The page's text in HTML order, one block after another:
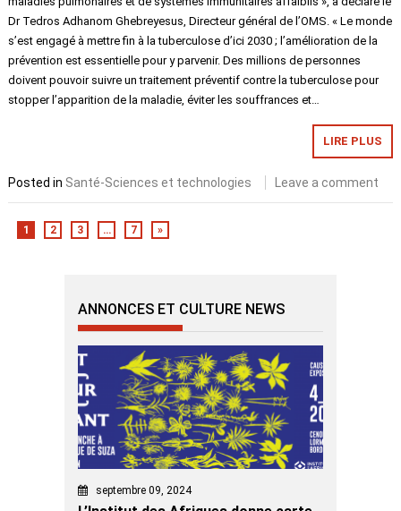
Dr Tedros Adhanom Ghebreyesus, Directeur général de l’OMS. « Le monde
s’est engagé à mettre fin à la tuberculose d’ici 2030 ; l’amélioration de la
prévention est essentielle pour y parvenir. Des millions de personnes
doivent pouvoir suivre un traitement préventif contre la tuberculose pour
stopper l’apparition de la maladie, éviter les souffrances et…
LIRE PLUS
Posted in Santé-Sciences et technologies Leave a comment
1 2 3 … 7 »
ANNONCES ET CULTURE NEWS
septembre 09, 2024